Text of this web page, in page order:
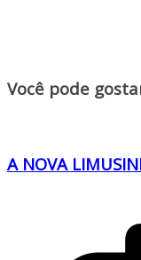
Você pode
A NOVA